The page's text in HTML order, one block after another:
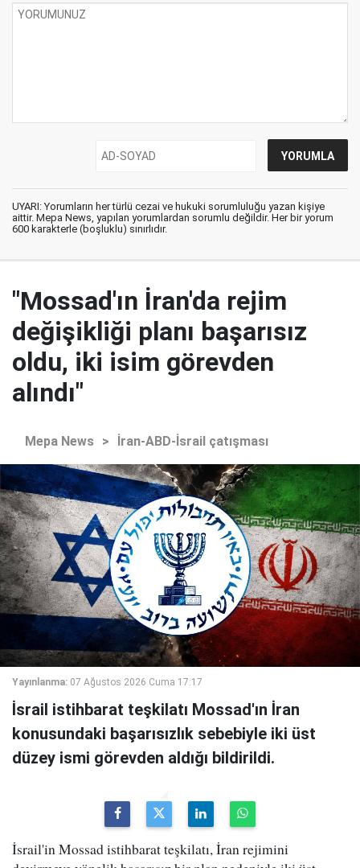
UYARI: Yorumların her türlü cezai ve hukuki sorumluluğu yazan kişiye
aittir. Mepa News, yapılan yorumlardan sorumlu değildir. Her bir yorum
600 karakterle (boşluklu) sınırlıdır.
"Mossad'ın İran'da rejim
değişikliği planı başarısız
oldu, iki isim görevden
alındı"
Mepa News > İran-ABD-İsrail çatışması
Yayınlanma: 07 Ağustos 2026 Cuma 17:17
İsrail istihbarat teşkilatı Mossad'ın İran
konusundaki başarısızlık sebebiyle iki üst
düzey ismi görevden aldığı bildirildi.
İsrail'in Mossad istihbarat teşkilatı, İran rejimini